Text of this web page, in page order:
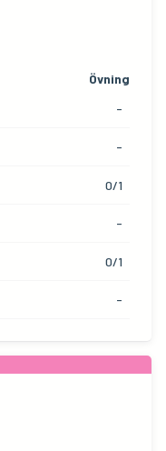
Övning
-
-
0/1
-
0/1
-